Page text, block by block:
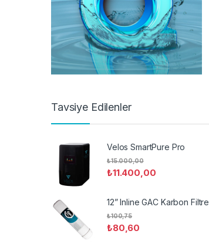
Tavsiye Edilenler
Velos SmartPure Pro
₺11.400,00
₺15.000,00
12” Inline GAC Karbon Filtre
₺80,60
₺100,75